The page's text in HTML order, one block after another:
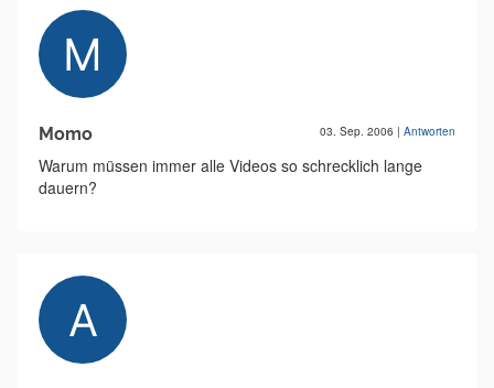
Momo 03. Sep. 2006 | Antworten
Warum müssen immer alle Videos so schrecklich lange
dauern?